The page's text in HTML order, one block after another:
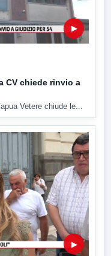
▶
CV chiede rinvio a
Vetere chiude le...
▶